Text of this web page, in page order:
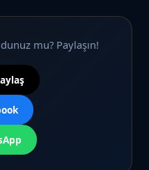
mu? Paylaşın!